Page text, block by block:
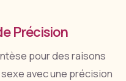
Précision
pour des raisons
avec une précision